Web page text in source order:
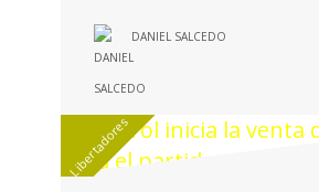
DANIEL SALCEDO
Libertadores